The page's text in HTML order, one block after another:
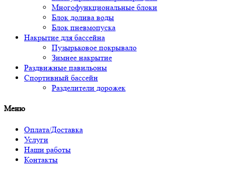
Многофункциональные блоки
Блок долива воды
Блок пневмопуска
Накрытие для бассейна
Пузырьковое покрывало
Зимнее накрытие
Раздвижные павильоны
Спортивный бассейн
Разделители дорожек
Меню
Оплата/Доставка
Услуги
Наши работы
Контакты